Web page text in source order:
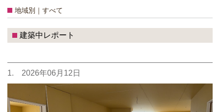
地域別｜すべて
建築中レポート
1. 2026年06月12日